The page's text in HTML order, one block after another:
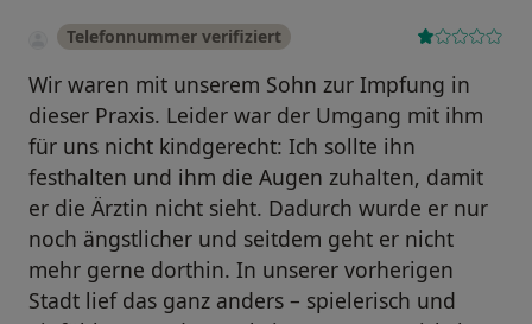
Telefonnummer verifiziert
Wir waren mit unserem Sohn zur Impfung in
dieser Praxis. Leider war der Umgang mit ihm
für uns nicht kindgerecht: Ich sollte ihn
festhalten und ihm die Augen zuhalten, damit
er die Ärztin nicht sieht. Dadurch wurde er nur
noch ängstlicher und seitdem geht er nicht
mehr gerne dorthin. In unserer vorherigen
Stadt lief das ganz anders – spielerisch und